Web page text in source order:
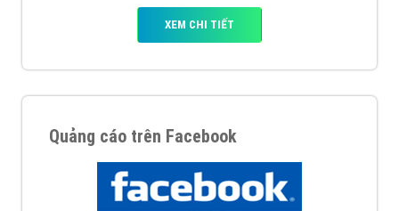
XEM CHI TIẾT
Quảng cáo trên Facebook